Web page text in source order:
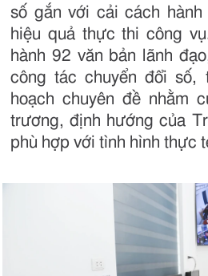
số gắn với cải cách
hiệu quả thực thi công
hành 92 văn bản lãnh
công tác chuyển đổi
hoạch chuyên đề nhằm
trương, định hướng của
phù hợp với tình hình thực